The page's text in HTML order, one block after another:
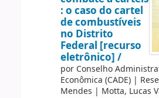
: o caso do cartel
de combustíveis
no Distrito
Federal [recurso
eletrônico] /
por Conselho
Econômica (CADE)|
Mendes | Motta, Lucas